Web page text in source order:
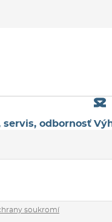
servis, odbornosť
soukromí